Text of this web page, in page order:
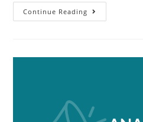
Continue Reading